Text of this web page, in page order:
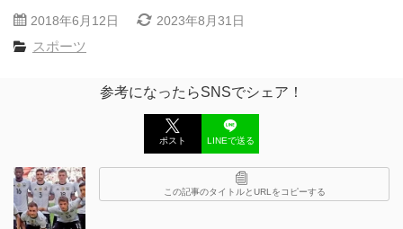
2018年6月12日 2023年8月31日
スポーツ
参考になったらSNSでシェア！
ポスト LINEで送る
この記事のタイトルとURLをコピーする